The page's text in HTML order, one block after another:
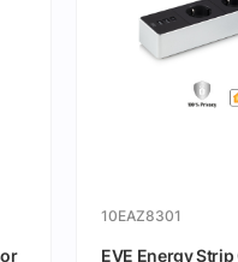
10EAZ8301
EVE Energy